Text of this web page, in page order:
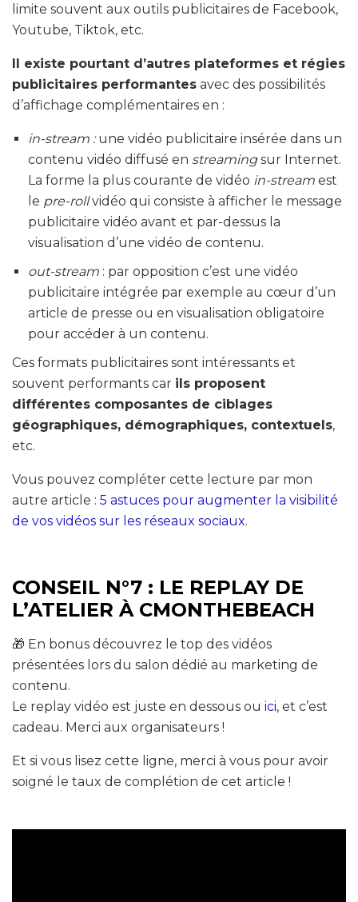
limite souvent aux outils publicitaires de Facebook,
Youtube, Tiktok, etc.
Il existe pourtant d’autres plateformes et régies
publicitaires performantes avec des possibilités
d’affichage complémentaires en :
in-stream :une vidéo publicitaire insérée dans un
contenu vidéo diffusé en streamingsur Internet.
La forme la plus courante de vidéo in-stream est
le pre-rollvidéo qui consiste à afficher le message
publicitaire vidéo avant et par-dessus la
visualisation d’une vidéo de contenu.
out-stream : par opposition c’est une vidéo
publicitaire intégrée par exemple au cœur d’un
article de presse ou en visualisation obligatoire
pour accéder à un contenu.
Ces formats publicitaires sont intéressants et
souvent performants car ils proposent
différentes composantes de ciblages
géographiques, démographiques, contextuels,
etc.
Vous pouvez compléter cette lecture par mon
autre article : 5 astuces pour augmenter la visibilité
de vos vidéos sur les réseaux sociaux.
CONSEIL N°7 : LE REPLAY DE
L’ATELIER À CMONTHEBEACH
🎁 En bonus découvrez le top des vidéos
présentées lors du salon dédié au marketing de
contenu.
Le replay vidéo est juste en dessous ou ici, et c’est
cadeau. Merci aux organisateurs !
Et si vous lisez cette ligne, merci à vous pour avoir
soigné le taux de complétion de cet article !